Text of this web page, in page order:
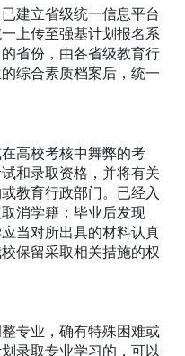
建立省级统一信息平台
上传至强基计划报名系
省份，由各省级教育行
综合素质档案后，统一
高校考核中舞弊的考
和录取资格，并将有关
教育行政部门。已经入
消学籍；毕业后发现
当对所出具的材料认真
保留采取相关措施的权
专业，确有特殊困难或
录取专业学习的，可以